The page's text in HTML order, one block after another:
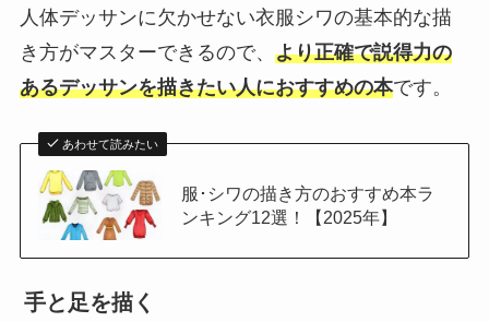
人体デッサンに欠かせない衣服シワの基本的な描
き方がマスターできるので、 より正確で説得力の
あるデッサンを描きたい人におすすめの本です。
あわせて読みたい
服･シワの描き方のおすすめ本ラ
ンキング12選！【2025年】
手と足を描く